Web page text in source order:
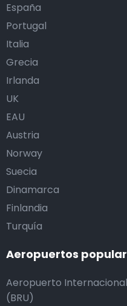
España
Portugal
Italia
Grecia
Irlanda
UK
EAU
Austria
Norway
Suecia
Dinamarca
Finlandia
Turquía
Aeropuertos
Aeropuerto
(BRU)